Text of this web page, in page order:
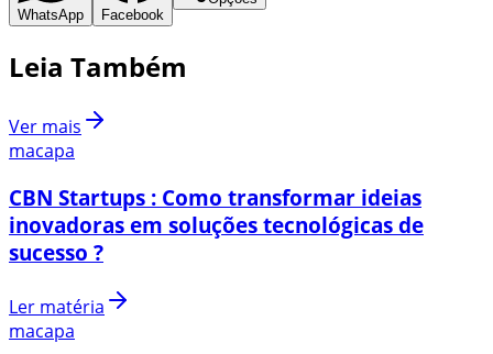
WhatsApp Facebook
Leia Também
Ver mais
macapa
CBN Startups : Como transformar ideias
inovadoras em soluções tecnológicas de
sucesso ?
Ler matéria
macapa